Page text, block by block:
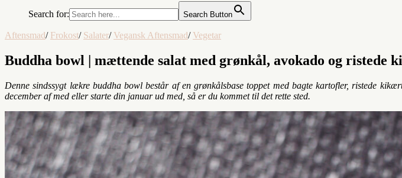
Search for: Search Button
Aftensmad/ Frokost/ Salater/ Vegansk Aftensmad/ Vegetar
Buddha bowl | mættende salat med grønkål, avokado og ristede
Denne sindssygt lækre buddha bowl består af en grønkålsbase toppet med bagte kartofler, ristede
december af med eller starte din januar ud med, så er du kommet til det rette sted.